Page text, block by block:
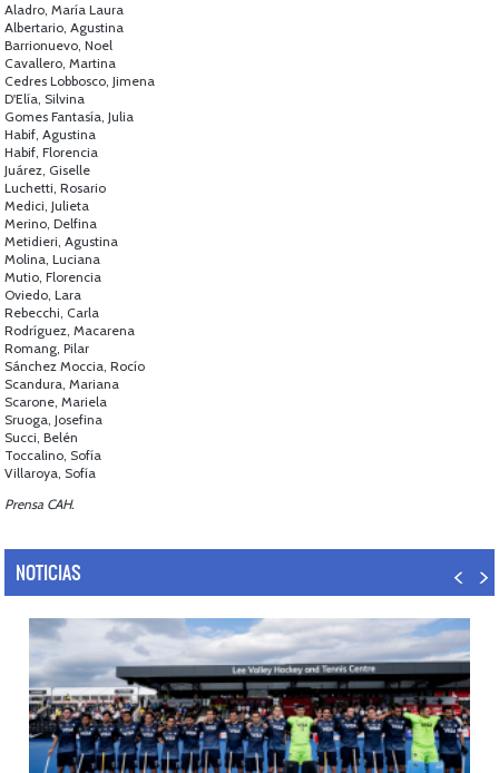
Aladro, María Laura
Albertario, Agustina
Barrionuevo, Noel
Cavallero, Martina
Cedres Lobbosco, Jimena
D'Elía, Silvina
Gomes Fantasía, Julia
Habif, Agustina
Habif, Florencia
Juárez, Giselle
Luchetti, Rosario
Medici, Julieta
Merino, Delfina
Metidieri, Agustina
Molina, Luciana
Mutio, Florencia
Oviedo, Lara
Rebecchi, Carla
Rodríguez, Macarena
Romang, Pilar
Sánchez Moccia, Rocío
Scandura, Mariana
Scarone, Mariela
Sruoga, Josefina
Succi, Belén
Toccalino, Sofía
Villaroya, Sofía
Prensa CAH.
NOTICIAS